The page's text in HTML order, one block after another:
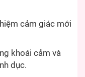
cảm giác mới
khoái cảm và
dục.